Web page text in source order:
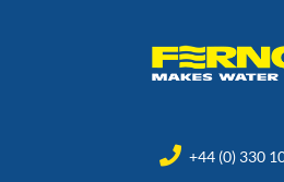
+44 (0) 330